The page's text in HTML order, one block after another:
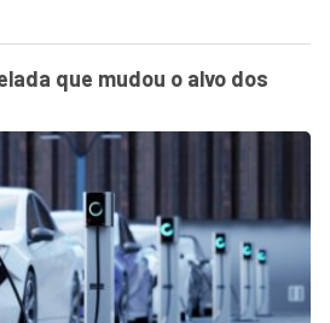
que mudou o alvo dos